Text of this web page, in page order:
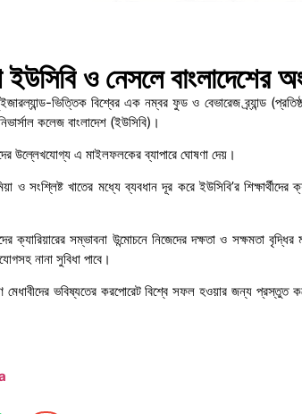
ও নেসলে বাংলাদেশের
ভিত্তিক বিশ্বের এক নম্বর ফুড ও বেভারেজ ব্র্যান্ড
কলেজ বাংলাদেশ (ইউসিবি)।
উল্লেখযোগ্য এ মাইলফলকের ব্যাপারে ঘোষণা দেয়।
সংশ্লিষ্ট খাতের মধ্যে ব্যবধান দূর করে ইউসিবি’র শিক্ষার্থীদের
ক্যারিয়ারের সম্ভাবনা উন্মোচনে নিজেদের দক্ষতা ও সক্ষমতা
নানা সুবিধা পাবে।
ভবিষ্যতের করপোরেট বিশ্বে সফল হওয়ার জন্য প্রস্তুত